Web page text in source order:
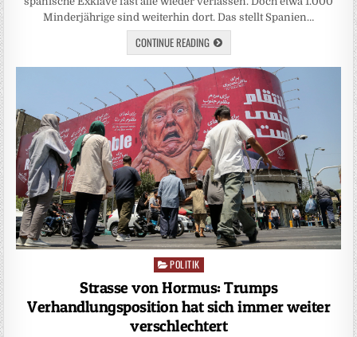
Minderjährige sind weiterhin dort. Das stellt Spanien…
CONTINUE READING
Posted
in
POLITIK
Strasse von Hormus: Trumps
Verhandlungsposition hat sich immer weiter
verschlechtert